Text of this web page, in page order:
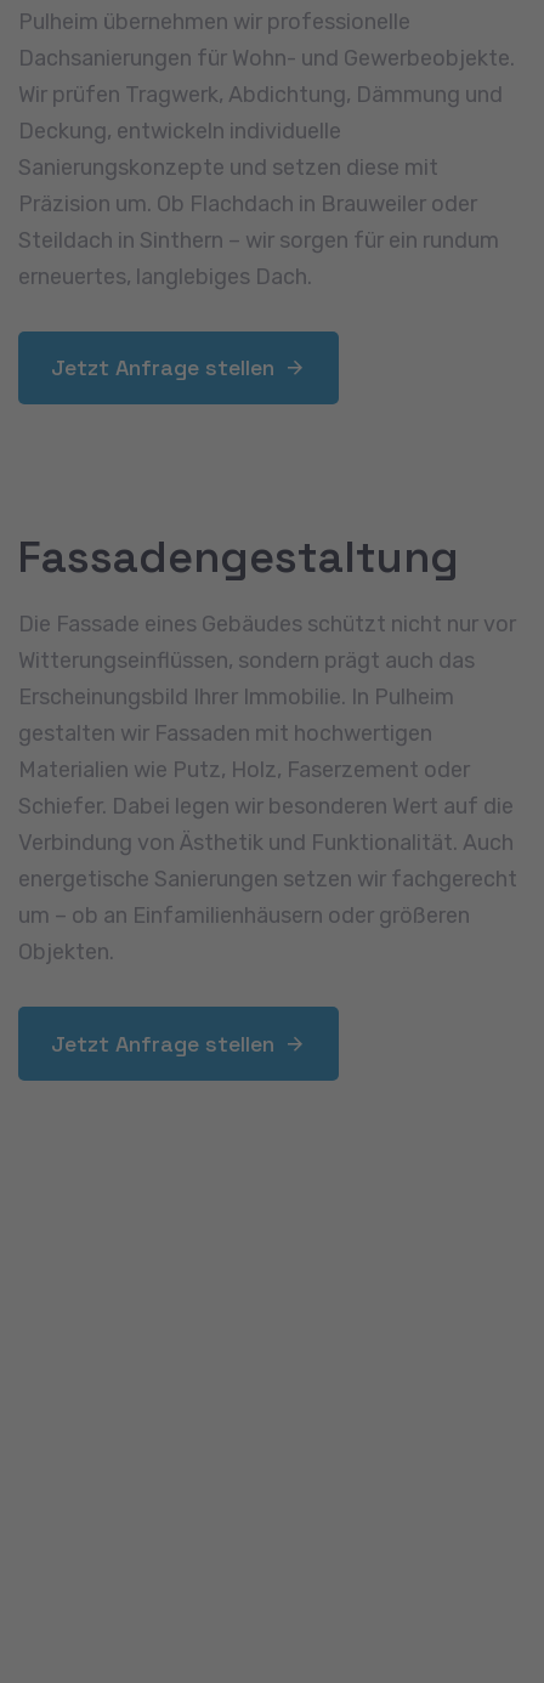
Pulheim übernehmen wir professionelle
Dachsanierungen für Wohn- und Gewerbeobjekte.
Wir prüfen Tragwerk, Abdichtung, Dämmung und
Deckung, entwickeln individuelle
Sanierungskonzepte und setzen diese mit
Präzision um. Ob Flachdach in Brauweiler oder
Steildach in Sinthern – wir sorgen für ein rundum
erneuertes, langlebiges Dach.
Jetzt Anfrage stellen
Fassadengestaltung
Die Fassade eines Gebäudes schützt nicht nur vor
Witterungseinflüssen, sondern prägt auch das
Erscheinungsbild Ihrer Immobilie. In Pulheim
gestalten wir Fassaden mit hochwertigen
Materialien wie Putz, Holz, Faserzement oder
Schiefer. Dabei legen wir besonderen Wert auf die
Verbindung von Ästhetik und Funktionalität. Auch
energetische Sanierungen setzen wir fachgerecht
um – ob an Einfamilienhäusern oder größeren
Objekten.
Jetzt Anfrage stellen